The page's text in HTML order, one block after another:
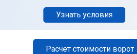
Узнать условия
Расчет стоимости ворот